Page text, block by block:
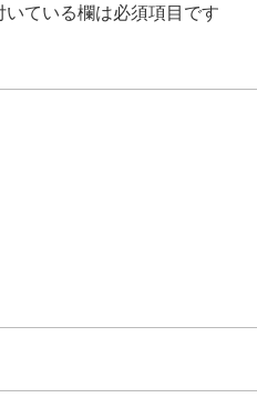
いている欄は必須項目です